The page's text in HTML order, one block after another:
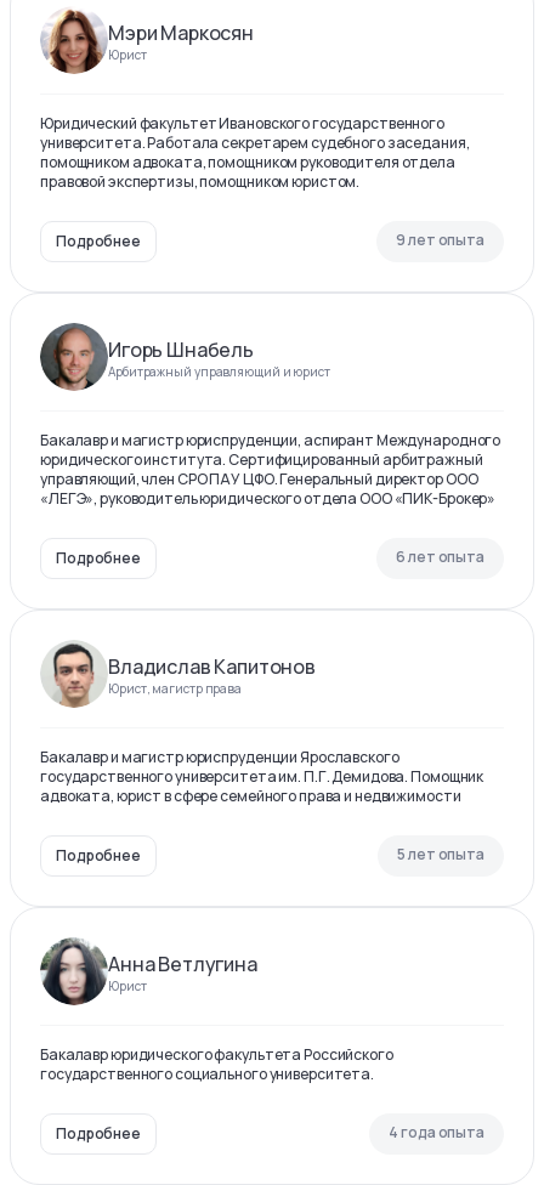
Мэри Маркосян
Юрист
Юридический факультет Ивановского государственного
университета. Работала секретарем судебного заседания,
помощником адвоката, помощником руководителя отдела
правовой экспертизы, помощником юристом.
Подробнее 9 лет опыта
Игорь Шнабель
Арбитражный управляющий и юрист
Бакалавр и магистр юриспруденции, аспирант Международного
юридического института. Сертифицированный арбитражный
управляющий, член СРО ПАУ ЦФО. Генеральный директор ООО
«ЛЕГЭ», руководитель юридического отдела ООО «ПИК-Брокер»
Подробнее 6 лет опыта
Владислав Капитонов
Юрист, магистр права
Бакалавр и магистр юриспруденции Ярославского
государственного университета им. П.Г. Демидова. Помощник
адвоката, юрист в сфере семейного права и недвижимости
Подробнее 5 лет опыта
Анна Ветлугина
Юрист
Бакалавр юридического факультета Российского
государственного социального университета.
Подробнее 4 года опыта